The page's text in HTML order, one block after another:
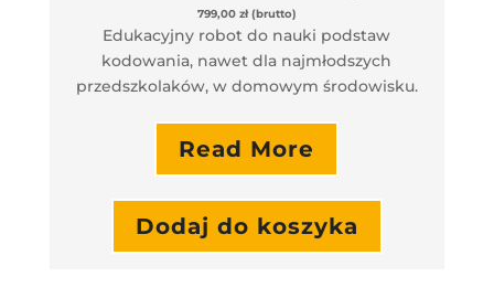
799,00 zł (brutto)
Edukacyjny robot do nauki podstaw
kodowania, nawet dla najmłodszych
przedszkolaków, w domowym środowisku.
Read More
Dodaj do koszyka